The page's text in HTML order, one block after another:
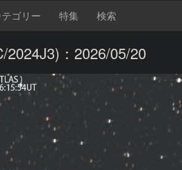
テゴリー 特集 検索
：2026/05/20